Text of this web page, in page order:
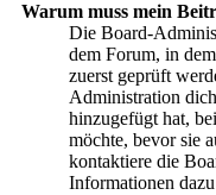
Warum muss mein
Die Board-
dem Forum, in
zuerst geprüft
Administration
hinzugefügt hat,
möchte, bevor sie
kontaktiere die
Informationen